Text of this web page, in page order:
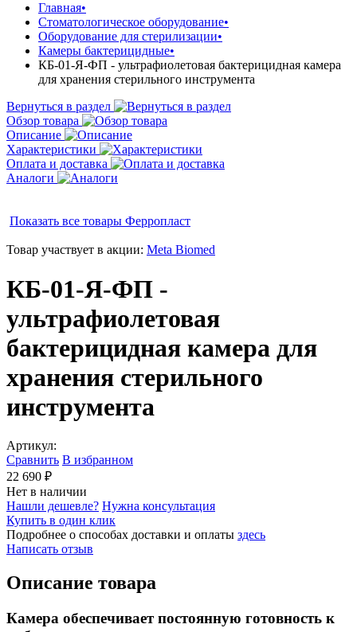
Главная•
Стоматологическое оборудование•
Оборудование для стерилизации•
Камеры бактерицидные•
КБ-01-Я-ФП - ультрафиолетовая бактерицидная камера
для хранения стерильного инструмента
Вернуться в раздел
Обзор товара
Описание
Характеристики
Оплата и доставка
Аналоги
Показать все товары Ферропласт
Товар участвует в акции: Meta Biomed
КБ-01-Я-ФП -
ультрафиолетовая
бактерицидная камера для
хранения стерильного
инструмента
Артикул:
Сравнить В избранном
22 690 ₽
Нет в наличии
Нашли дешевле? Нужна консультация
Купить в один клик
Подробнее о способах доставки и оплаты здесь
Написать отзыв
Описание товара
Камера обеспечивает постоянную готовность к